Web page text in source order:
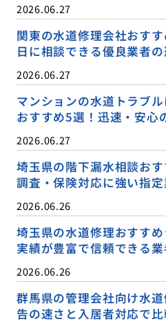
2026.06.27
関東の水道修理会社おす
日に相談できる優良業者
2026.06.27
マンションの水道トラブ
おすすめ5選！迅速・安心
2026.06.27
埼玉県の階下漏水相談お
調査・保険対応に強い指
2026.06.26
埼玉県の水道修理おすす
実績が豊富で信頼できる
2026.06.26
群馬県の管理会社向け水
告の速さと入居者対応で